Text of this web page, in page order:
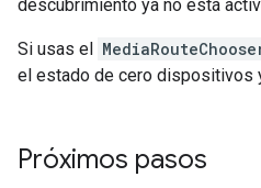
descubrimiento ya no está
Si usas el
el estado de cero dispositivos
Próximos pasos